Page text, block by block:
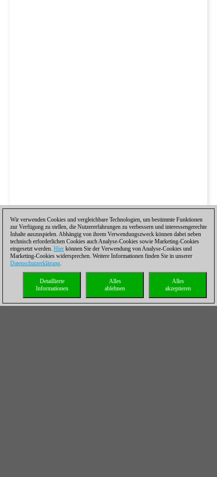
Wir verwenden Cookies und vergleichbare Technologien, um bestimmte Funktionen
zur Verfügung zu stellen, die Nutzererfahrungen zu verbessern und interessengerechte
Inhalte auszuspielen. Abhängig von ihrem Verwendungszweck können dabei neben
technisch erforderlichen Cookies auch Analyse-Cookies sowie Marketing-Cookies
eingesetzt werden. Hier können Sie der Verwendung von Analyse-Cookies und
Marketing-Cookies widersprechen. Weitere Informationen finden Sie in unserer
Datenschutzerklärung.
Alles
akzeptieren
Alles
ablehnen
Detaillierte
Informationen